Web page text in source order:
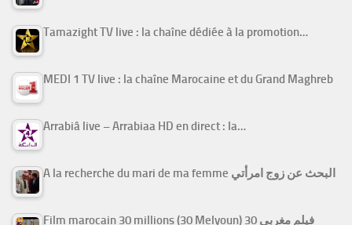
Tamazight TV live : la chaîne dédiée à la promotion…
MEDI 1 TV live : la chaîne Marocaine et du Grand Maghreb
Arrabiâ live – Arrabiaa HD en direct : la…
A la recherche du mari de ma femme البحث عن زوج امرأتي
Film marocain 30 millions (30 Melyoun) فيلم مغربي 30